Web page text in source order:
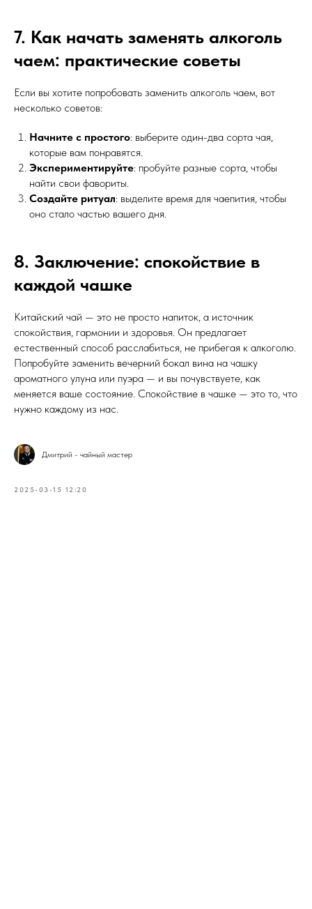
7. Как начать заменять алкоголь
чаем: практические советы
Если вы хотите попробовать заменить алкоголь чаем, вот
несколько советов:
Начните с простого: выберите один-два сорта чая,
которые вам понравятся.
Экспериментируйте: пробуйте разные сорта, чтобы
найти свои фавориты.
Создайте ритуал: выделите время для чаепития, чтобы
оно стало частью вашего дня.
8. Заключение: спокойствие в
каждой чашке
Китайский чай — это не просто напиток, а источник
спокойствия, гармонии и здоровья. Он предлагает
естественный способ расслабиться, не прибегая к алкоголю.
Попробуйте заменить вечерний бокал вина на чашку
ароматного улуна или пуэра — и вы почувствуете, как
меняется ваше состояние. Спокойствие в чашке — это то, что
нужно каждому из нас.
Дмитрий - чайный мастер
2025-03-15 12:20